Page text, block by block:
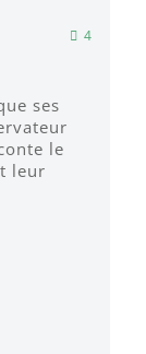
4
ses
le
leur